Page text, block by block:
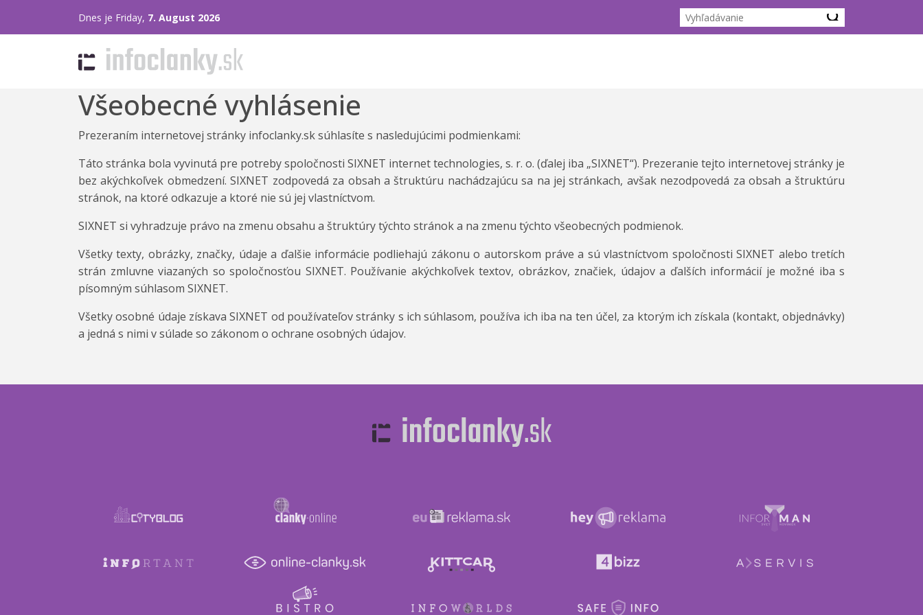
Dnes je Friday, 7. August 2026
Všeobecné vyhlásenie
Prezeraním internetovej stránky infoclanky.sk súhlasíte s nasledujúcimi podmienkami:
Táto stránka bola vyvinutá pre potreby spoločnosti SIXNET internet technologies, s. r. o. (ďalej iba „SIXNET“). Prezeranie tejto internetovej stránky je
bez akýchkoľvek obmedzení. SIXNET zodpovedá za obsah a štruktúru nachádzajúcu sa na jej stránkach, avšak nezodpovedá za obsah a štruktúru
stránok, na ktoré odkazuje a ktoré nie sú jej vlastníctvom.
SIXNET si vyhradzuje právo na zmenu obsahu a štruktúry týchto stránok a na zmenu týchto všeobecných podmienok.
Všetky texty, obrázky, značky, údaje a ďalšie informácie podliehajú zákonu o autorskom práve a sú vlastníctvom spoločnosti SIXNET alebo tretích
strán zmluvne viazaných so spoločnosťou SIXNET. Používanie akýchkoľvek textov, obrázkov, značiek, údajov a ďalších informácií je možné iba s
písomným súhlasom SIXNET.
Všetky osobné údaje získava SIXNET od používateľov stránky s ich súhlasom, používa ich iba na ten účel, za ktorým ich získala (kontakt, objednávky)
a jedná s nimi v súlade so zákonom o ochrane osobných údajov.